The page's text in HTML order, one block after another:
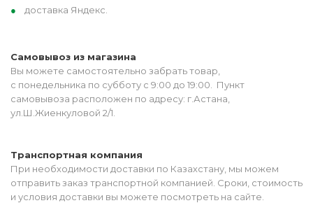
доставка Яндекс.
Самовывоз из магазина
Вы можете самостоятельно забрать товар,
с понедельника по субботу с 9:00 до 19:00. Пункт
самовывоза расположен по адресу: г.Астана,
ул.Ш.Жиенкуловой 2/1.
Транспортная компания
При необходимости доставки по Казахстану, мы можем
отправить заказ транспортной компанией. Сроки, стоимость
и условия доставки вы можете посмотреть на сайте.